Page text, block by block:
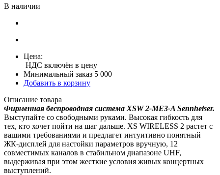
В наличии
Цена:
НДС включён в цену
Минимальный заказ 5 000
Добавить в корзину
Описание товара
Фирменная беспроводная система XSW 2-ME3-A Sennheiser.
Выступайте со свободными руками. Высокая гибкость для
тех, кто хочет пойти на шаг дальше. XS WIRELESS 2 растет с
вашими требованиями и предлагет интуитивно понятный
ЖК-дисплей для настойки параметров вручную, 12
совместимых каналов в стабильном диапазоне UHF,
выдерживая при этом жесткие условия живых концертных
выступлений.